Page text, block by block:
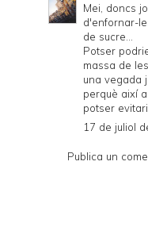
Mei, doncs
d'enfornar-
de sucre...
Potser
massa de
una vegada
perquè així
potser
17 de juliol
Publica un